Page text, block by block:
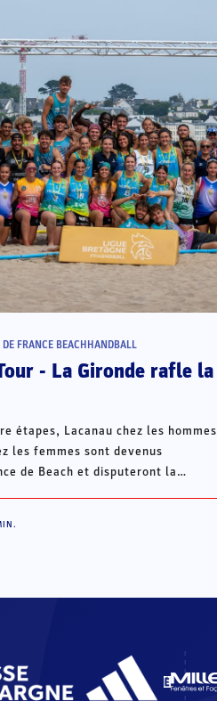
DE FRANCE BEACHHANDBALL
- La Gironde rafle la
étapes, Lacanau chez les hommes
les femmes sont devenus
de Beach et disputeront la